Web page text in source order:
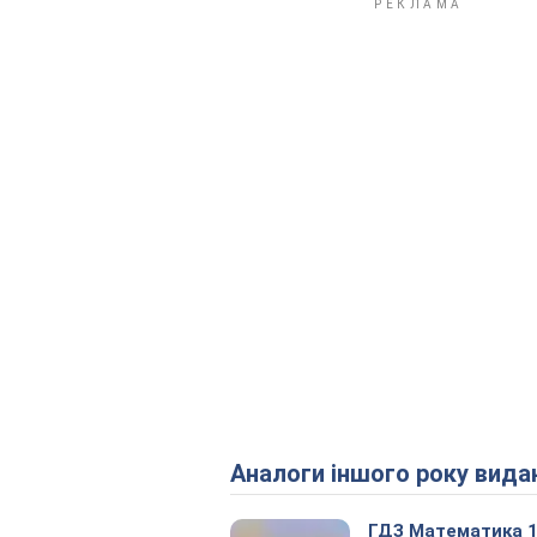
Аналоги іншого року
ГДЗ Математика